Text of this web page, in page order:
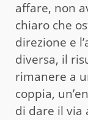
affare, non
chiaro che
direzione e
diversa, il
rimanere a
coppia,
di dare il via